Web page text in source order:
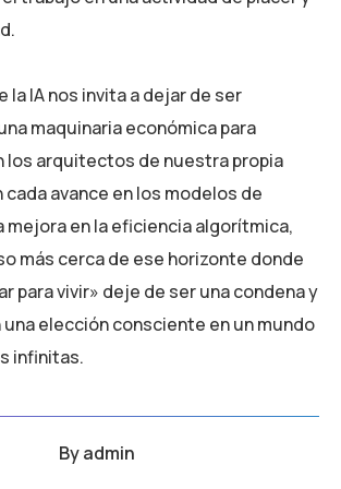
la IA nos invita a dejar de ser
maquinaria económica para
los arquitectos de nuestra propia
avance en los modelos de
mejora en la eficiencia algorítmica,
más cerca de ese horizonte donde
para vivir» deje de ser una condena y
elección consciente en un mundo
infinitas.
Byadmin